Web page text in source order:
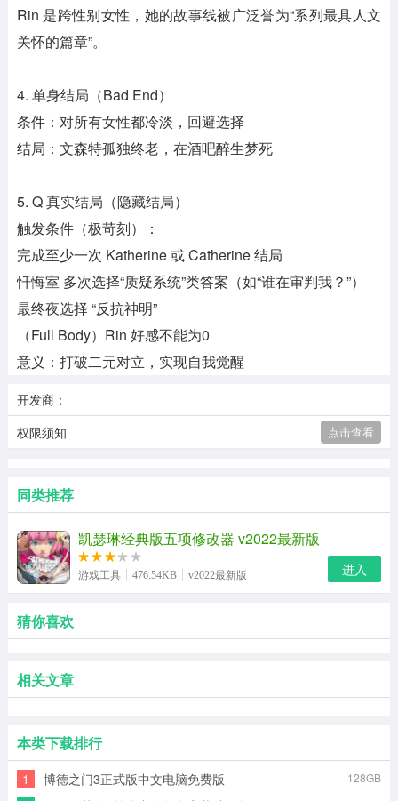
Rin 是跨性别女性，她的故事线被广泛誉为“系列最具人文
关怀的篇章”。
4. 单身结局（Bad End）
条件：对所有女性都冷淡，回避选择
结局：文森特孤独终老，在酒吧醉生梦死
5. Q 真实结局（隐藏结局）
触发条件（极苛刻）：
完成至少一次 Katherine 或 Catherine 结局
忏悔室 多次选择“质疑系统”类答案（如“谁在审判我？”）
最终夜选择 “反抗神明”
（Full Body）Rin 好感不能为0
意义：打破二元对立，实现自我觉醒
开发商：
权限须知
点击查看
同类推荐
凯瑟琳经典版五项修改器 v2022最新版
游戏工具 476.54KB v2022最新版 进入
猜你喜欢
相关文章
本类下载排行
1 博德之门3正式版中文电脑免费版 128GB